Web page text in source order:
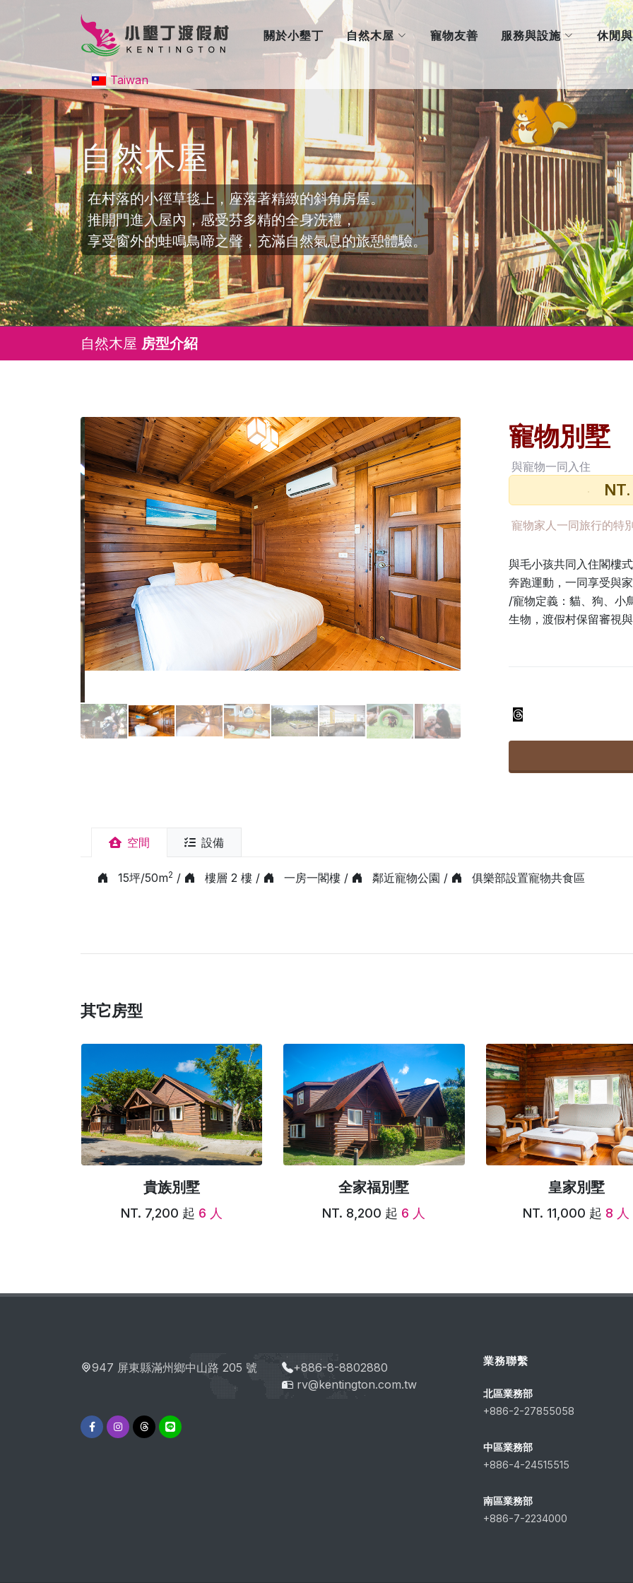
Taiwan
關於小墾丁 自然木屋 寵物友善 服務與設施 休閒
自然木屋
在村落的小徑草毯上，座落著精緻的斜角房屋。
推開門進入屋內，感受芬多精的全身洗禮，
享受窗外的蛙鳴鳥啼之聲，充滿自然氣息的旅憩體驗。
自然木屋 房型介紹
寵物別墅
與寵物一同入住
房價
寵物家人一同旅行的特
與毛小孩共同入住閣樓
奔跑運動，一同享受與
/寵物定義：貓、狗、小
生物，渡假村保留審視
空間 設備
15坪/50m2 / 樓層 2 樓 / 一房一閣樓 / 鄰近寵物公園 / 俱樂部設置寵物共食區
其它房型
貴族別墅
NT. 7,200 起 6 人
全家福別墅
NT. 8,200 起 6 人
皇家別墅
NT. 11,000 起 8 人
947 屏東縣滿州鄉中山路 205 號
+886-8-8802880
rv@kentington.com.tw
業務聯繫
北區業務部
+886-2-27855058
中區業務部
+886-4-24515515
南區業務部
+886-7-2234000